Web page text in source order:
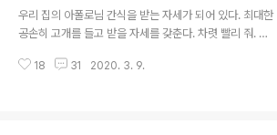
혼자만의 시간을 보낸다고 했지. 왜 따라 나와? 친하게 지
내고 싶었어요. 따라 나오지 마. 그래도 냥이님 뭘 하는지
있어. 그렇지. 말 잘 듣네. 그래 가만히 있어라. 에라 모르겠
우리 집의 아폴로님 간식을 받는 자세가 되어 있다. 최대한
공손히 고개를 들고 받을 자세를 갖춘다. 차렷 빨리 줘. 뭐
리 줘! 주인님아 .. 빨리 간식 줘. 가만히. 여기 있다. 뭐야,
18 31 2020. 3. 9.